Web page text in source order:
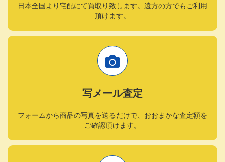
日本全国より宅配にて買取り致します。遠方の方でもご利用
頂けます。
写メール査定
フォームから商品の写真を送るだけで、おおまかな査定額を
ご確認頂けます。